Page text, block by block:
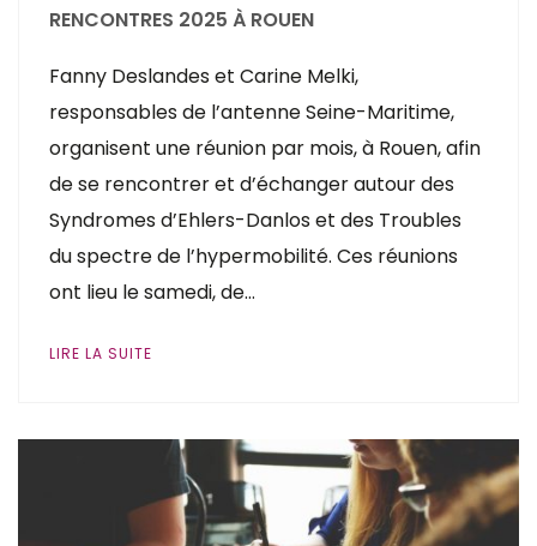
RENCONTRES 2025 À ROUEN
Fanny Deslandes et Carine Melki,
responsables de l’antenne Seine-Maritime,
organisent une réunion par mois, à Rouen, afin
de se rencontrer et d’échanger autour des
Syndromes d’Ehlers-Danlos et des Troubles
du spectre de l’hypermobilité. Ces réunions
ont lieu le samedi, de…
LIRE LA SUITE